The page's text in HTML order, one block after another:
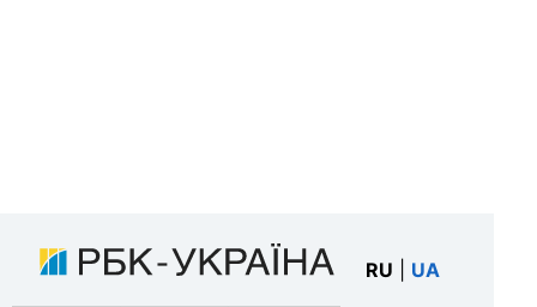
RU UA